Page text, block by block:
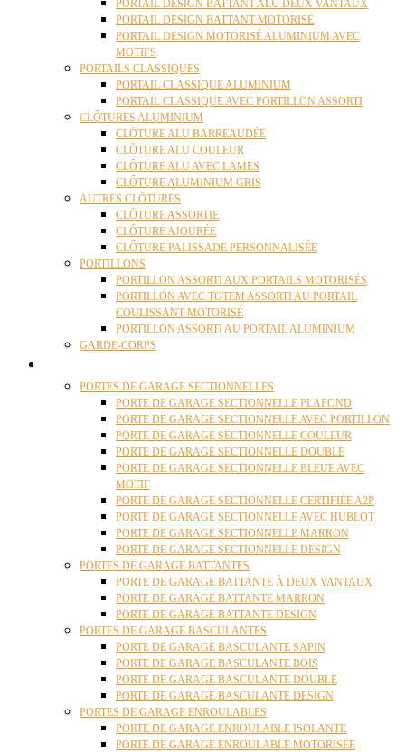
PORTAIL DESIGN BATTANT ALU DEUX VANTAUX
PORTAIL DESIGN BATTANT MOTORISÉ
PORTAIL DESIGN MOTORISÉ ALUMINIUM AVEC
MOTIFS
PORTAILS CLASSIQUES
PORTAIL CLASSIQUE ALUMINIUM
PORTAIL CLASSIQUE AVEC PORTILLON ASSORTI
CLÔTURES ALUMINIUM
CLÔTURE ALU BARREAUDÉE
CLÔTURE ALU COULEUR
CLÔTURE ALU AVEC LAMES
CLÔTURE ALUMINIUM GRIS
AUTRES CLÔTURES
CLÔTURE ASSORTIE
CLÔTURE AJOURÉE
CLÔTURE PALISSADE PERSONNALISÉE
PORTILLONS
PORTILLON ASSORTI AUX PORTAILS MOTORISÉS
PORTILLON AVEC TOTEM ASSORTI AU PORTAIL
COULISSANT MOTORISÉ
PORTILLON ASSORTI AU PORTAIL ALUMINIUM
GARDE-CORPS
PORTES DE GARAGE SECTIONNELLES
PORTE DE GARAGE SECTIONNELLE PLAFOND
PORTE DE GARAGE SECTIONNELLE AVEC PORTILLON
PORTE DE GARAGE SECTIONNELLE COULEUR
PORTE DE GARAGE SECTIONNELLE DOUBLE
PORTE DE GARAGE SECTIONNELLE BLEUE AVEC
MOTIF
PORTE DE GARAGE SECTIONNELLE CERTIFIÉE A2P
PORTE DE GARAGE SECTIONNELLE AVEC HUBLOT
PORTE DE GARAGE SECTIONNELLE MARRON
PORTE DE GARAGE SECTIONNELLE DESIGN
PORTES DE GARAGE BATTANTES
PORTE DE GARAGE BATTANTE À DEUX VANTAUX
PORTE DE GARAGE BATTANTE MARRON
PORTE DE GARAGE BATTANTE DESIGN
PORTES DE GARAGE BASCULANTES
PORTE DE GARAGE BASCULANTE SAPIN
PORTE DE GARAGE BASCULANTE BOIS
PORTE DE GARAGE BASCULANTE DOUBLE
PORTE DE GARAGE BASCULANTE DESIGN
PORTES DE GARAGE ENROULABLES
PORTE DE GARAGE ENROULABLE ISOLANTE
PORTE DE GARAGE ENROULABLE MOTORISÉE